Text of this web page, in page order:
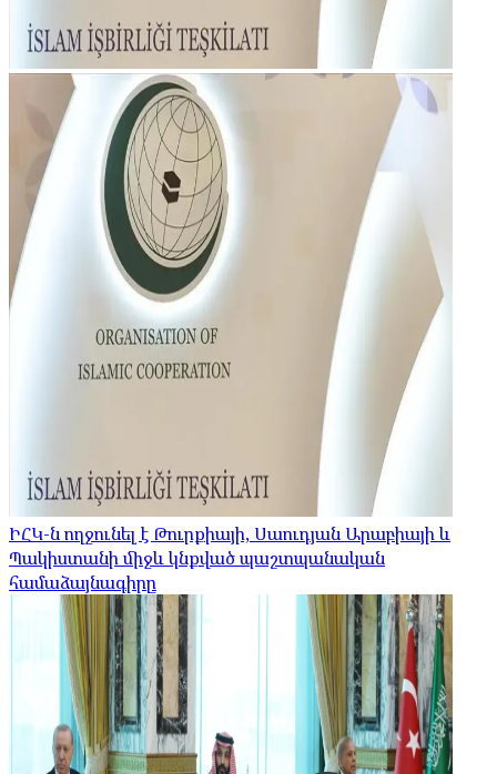
ԻՀԿ-ն ողջունել է Թուրքիայի, Սաուդյան Արաբիայի և
Պակիստանի միջև կնքված պաշտպանական
համաձայնագիրը